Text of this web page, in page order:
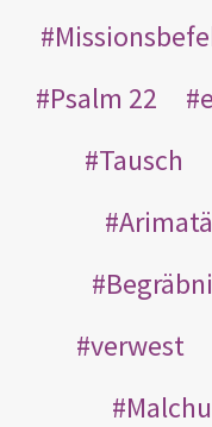
Psalm 22
Tausch
verwest